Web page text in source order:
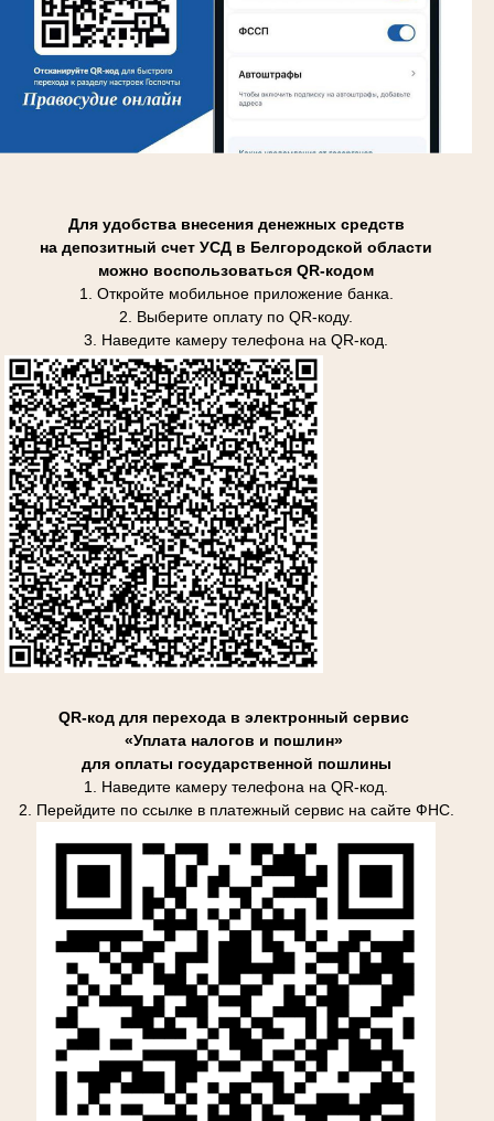
Для удобства внесения денежных средств
на депозитный счет УСД в Белгородской области
можно воспользоваться QR-кодом
1. Откройте мобильное приложение банка.
2. Выберите оплату по QR-коду.
3. Наведите камеру телефона на QR-код.
QR-код для перехода в электронный сервис
«Уплата налогов и пошлин»
для оплаты государственной пошлины
1. Наведите камеру телефона на QR-код.
2. Перейдите по ссылке в платежный сервис на сайте ФНС.